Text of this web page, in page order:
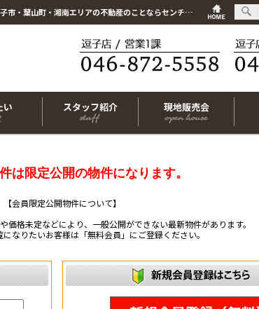
こちらは会員物件です【im-320129｜茅ヶ崎市東海岸南6丁目｜中古マンション｜3LDK】｜逗子市・葉山町・湘南エリアの不動産のことならセンチュリー21リビングライフにお任せください！
い スタッフ紹介 現地販売会
は限定公開の物件になります。
【会員限定公開物件について】
価格未定などにより、一般公開ができない最新物件があります。
なりたいお客様は「無料会員」にご登録ください。